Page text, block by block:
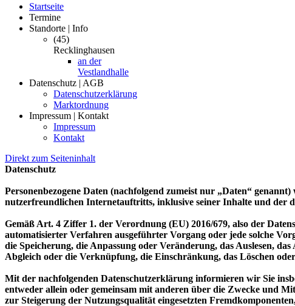
Startseite
Termine
Standorte | Info
(45)
Recklinghausen
an der
Vestlandhalle
Datenschutz | AGB
Datenschutzerklärung
Marktordnung
Impressum | Kontakt
Impressum
Kontakt
Direkt zum Seiteninhalt
Datenschutz
Personenbezogene Daten (nachfolgend zumeist nur „Daten“
nutzerfreundlichen Internetauftritts, inklusive seiner Inhalte und der
Gemäß Art. 4 Ziffer 1. der Verordnung (EU) 2016/679, also der
automatisierter Verfahren ausgeführter Vorgang oder jede solche
die Speicherung, die Anpassung oder Veränderung, das Auslesen,
Abgleich oder die Verknüpfung, die Einschränkung, das Löschen
Mit der nachfolgenden Datenschutzerklärung informieren wir Sie
entweder allein oder gemeinsam mit anderen über die Zwecke und
zur Steigerung der Nutzungsqualität eingesetzten